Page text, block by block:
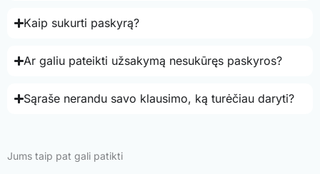
Kaip sukurti paskyrą?
Ar galiu pateikti užsakymą nesukūręs paskyros?
Sąraše nerandu savo klausimo, ką turėčiau daryti?
Jums taip pat gali patikti